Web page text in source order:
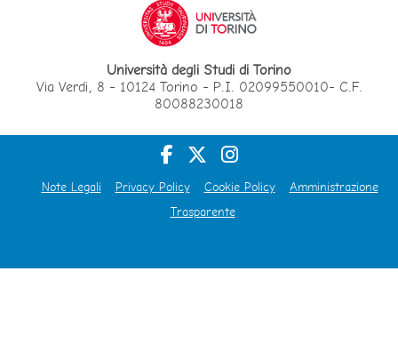
Università degli Studi di Torino
Via Verdi, 8 - 10124 Torino - P.I. 02099550010- C.F.
80088230018
Note Legali Privacy Policy Cookie Policy
Amministrazione
Trasparente